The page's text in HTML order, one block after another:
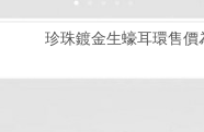
珍珠鍍金生蠔耳環售價